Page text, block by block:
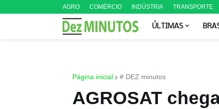
AGRO COMÉRCIO INDÚSTRIA TRANSPORTE
ÚLTIMAS
Página inicial # DEZ minutos
AGROSAT